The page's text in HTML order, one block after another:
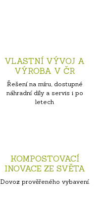
VLASTNÍ VÝVOJ A
VÝROBA V ČR
Řešení na míru, dostupné
náhradní díly a servis i po
letech
KOMPOSTOVACÍ
INOVACE ZE SVĚTA
Dovoz prověřeného vybavení.